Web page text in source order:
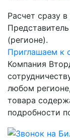
Расчет сразу
(регионе).
Приглашаем к
Компания
любом
товара
подробности